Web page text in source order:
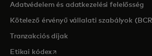
Adatvédelem és adatkezelési felelősség
Kötelező érvényű vállalati szabályok
Tranzakciós díjak
Etikai kódexopens in a new tab